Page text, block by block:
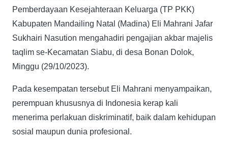
Pemberdayaan Kesejahteraan Keluarga (TP PKK)
Kabupaten Mandailing Natal (Madina) Eli Mahrani Jafar
Sukhairi Nasution mengahadiri pengajian akbar majelis
taqlim se-Kecamatan Siabu, di desa Bonan Dolok,
Minggu (29/10/2023).
Pada kesempatan tersebut Eli Mahrani menyampaikan,
perempuan khususnya di Indonesia kerap kali
menerima perlakuan diskriminatif, baik dalam kehidupan
sosial maupun dunia profesional.